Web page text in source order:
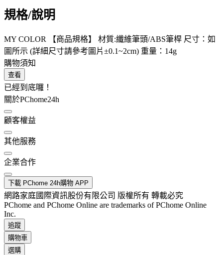
規格/說明
MY COLOR 【商品規格】 材質:纖維筆頭/ABS筆桿 尺寸：如
圖所示 (詳細尺寸請參考圖片±0.1~2cm) 重量：14g
購物須知
查看
已經到底囉！
關於PChome24h
顧客權益
其他服務
企業合作
下載 PChome 24h購物 APP
網路家庭國際資訊股份有限公司 版權所有 轉載必究
PChome and PChome Online are trademarks of PChome Online
Inc.
追蹤
購物車
選購